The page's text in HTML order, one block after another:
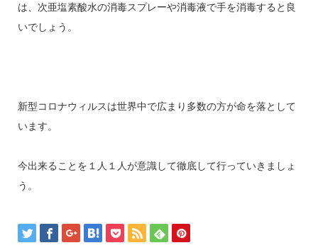
は、次亜塩素酸水の消毒スプレーや消毒液で手を消毒すると良
いでしょう。
新型コロナウィルスは世界中で広まり多数の方が命を落として
います。
今出来ることを１人１人が意識して徹底して行っていきましょ
う。